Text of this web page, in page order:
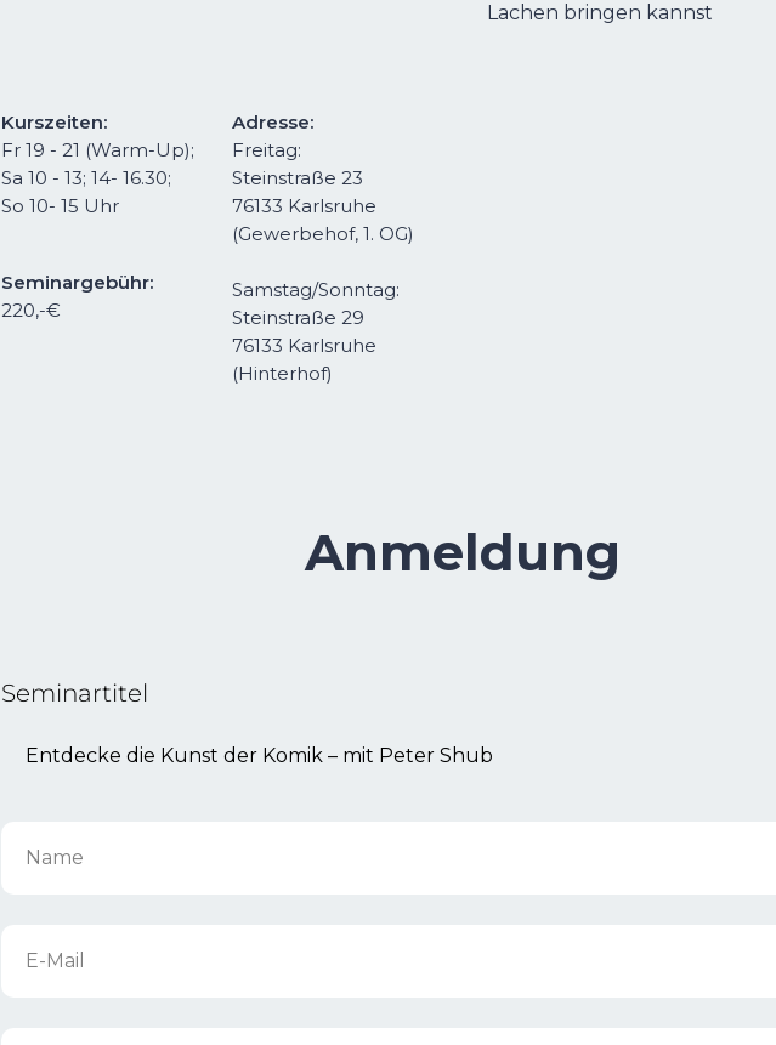
Lachen bringen kannst
Kurszeiten:
Fr 19 - 21 (Warm-Up);
Sa 10 - 13; 14- 16.30;
So 10- 15 Uhr
Adresse:
Freitag:
Steinstraße 23
76133 Karlsruhe
(Gewerbehof, 1. OG)
Samstag/Sonntag:
Steinstraße 29
76133 Karlsruhe
(Hinterhof)
Seminargebühr:
220,-€
Anmeldung
Seminartitel
Name
E-Mail